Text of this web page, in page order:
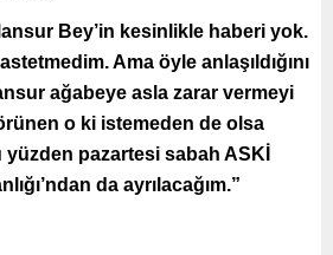
Bey’in kesinlikle haberi yok.
Ama öyle anlaşıldığını
ağabeye asla zarar vermeyi
o ki istemeden de olsa
pazartesi sabah ASKİ
da ayrılacağım.”